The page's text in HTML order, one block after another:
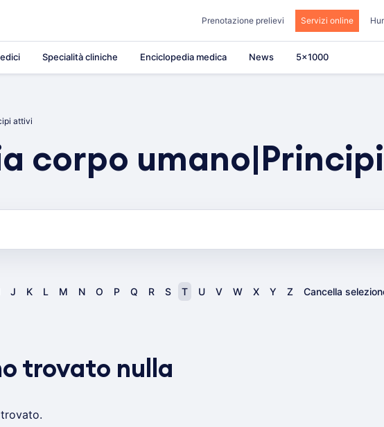
Prenotazione prelievi Servizi online
Specialità cliniche Enciclopedia medica News 5×1000
attivi
corpo
J K L M N O P Q R S T U V W X Y Z Cancella
trovato nulla